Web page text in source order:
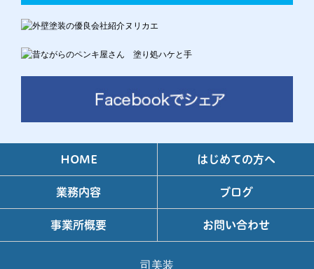
HOME はじめての方へ
業務内容 ブログ
事業所概要 お問い合わせ
司美装